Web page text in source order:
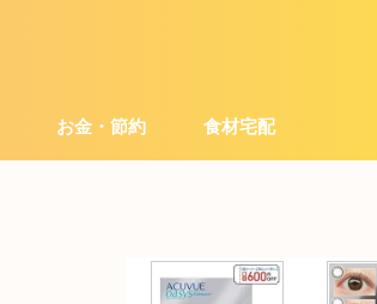
お金・節約 食材宅配